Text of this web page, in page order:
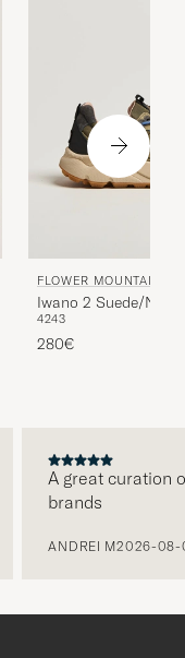
FLOWER MOUNTAIN
Iwano 2 Suede/
Sneaker Olive
4243
280€
A great curation
brands
ANDREI M2026-08-